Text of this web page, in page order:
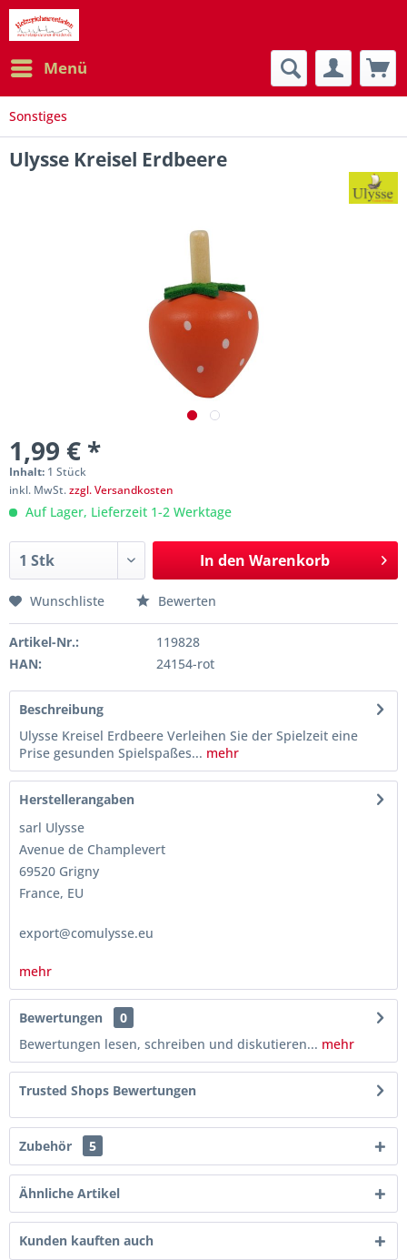
Menü
Sonstiges
Ulysse Kreisel Erdbeere
1,99 € *
Inhalt: 1 Stück
inkl. MwSt.zzgl. Versandkosten
Auf Lager, Lieferzeit 1-2 Werktage
In den Warenkorb
Wunschliste Bewerten
Artikel-Nr.:
119828
HAN:
24154-rot
Beschreibung
Ulysse Kreisel Erdbeere Verleihen Sie der Spielzeit eine
Prise gesunden Spielspaßes... mehr
Herstellerangaben
sarl Ulysse
Avenue de Champlevert
69520 Grigny
France, EU
export@comulysse.eu
mehr
Bewertungen
0
Bewertungen lesen, schreiben und diskutieren... mehr
Trusted Shops Bewertungen
Zubehör 5
Ähnliche Artikel
Kunden kauften auch